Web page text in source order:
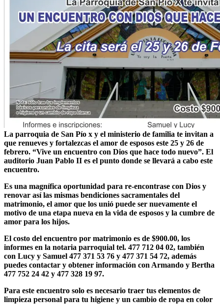
La parroquia de San Pío x y el ministerio de familia te invitan a
que renueves y fortalezcas el amor de esposos este 25 y 26 de
febrero. “Vive un encuentro con Dios que hace todo nuevo”. El
auditorio Juan Pablo II es el punto donde se llevará a cabo este
encuentro.
Es una magnífica oportunidad para re-encontrase con Dios y
renovar así las mismas bendiciones sacramentales del
matrimonio, el amor que los unió puede ser nuevamente el
motivo de una etapa nueva en la vida de esposos y la cumbre de
amor para los hijos.
El costo del encuentro por matrimonio es de $900.00, los
informes en la notaria parroquial tel. 477 712 04 02, también
con Lucy y Samuel 477 371 53 76 y 477 371 54 72, además
puedes contactar y obtener información con Armando y Bertha
477 752 24 42 y 477 328 19 97.
Para este encuentro solo es necesario traer tus elementos de
limpieza personal para tu higiene y un cambio de ropa en color